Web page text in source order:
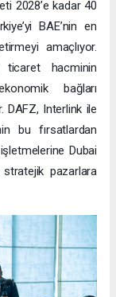
2028’e kadar 40
BAE’nin en
amaçlıyor.
ticaret hacminin
bağları
DAFZ, Interlink ile
bu fırsatlardan
Dubai
pazarlara